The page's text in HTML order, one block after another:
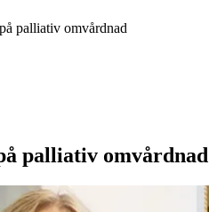
palliativ omvårdnad
palliativ omvårdnad